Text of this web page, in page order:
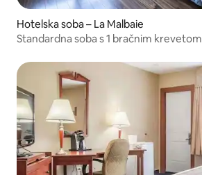
Hotelska soba – La Malbaie
Standardna soba s 1 bračnim krevetom